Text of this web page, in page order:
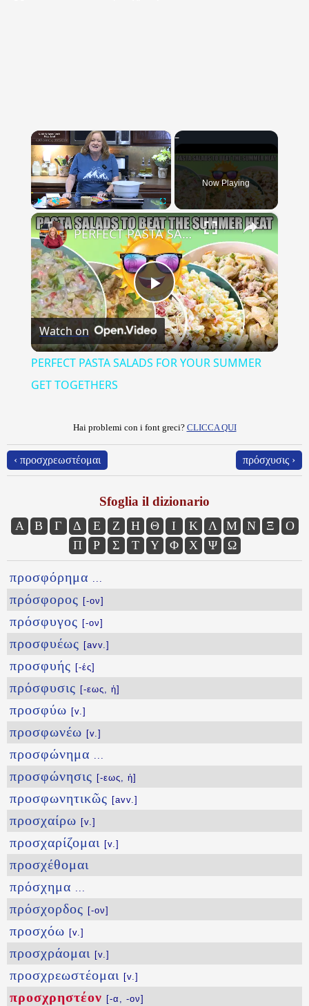
×
Play Unmute Fullscreen
Now Playing
×
Play
Video
PERFECT PASTA SALADS FOR YOUR SUMMER GET TOGETHERS
Watch on
PERFECT PASTA SALADS FOR YOUR SUMMER
GET TOGETHERS
Hai problemi con i font greci? CLICCA QUI
‹ προσχρεωστέομαι πρόσχυσις ›
Sfoglia il dizionario
Α Β Γ Δ Ε Ζ Η Θ Ι Κ Λ Μ Ν Ξ
Ο
Π
Ρ Σ Τ Υ Φ Χ Ψ Ω
προσφόρημα ...
πρόσφορος [-ον]
πρόσφυγος [-ον]
προσφυέως [avv.]
προσφυής [-ές]
πρόσφυσις [-εως, ἡ]
προσφύω [v.]
προσφωνέω [v.]
προσφώνημα ...
προσφώνησις [-εως, ἡ]
προσφωνητικῶς [avv.]
προσχαίρω [v.]
προσχαρίζομαι [v.]
προσχέθομαι
πρόσχημα ...
πρόσχορδος [-ον]
προσχόω [v.]
προσχράομαι [v.]
προσχρεωστέομαι [v.]
προσχρηστέον [-α, -ον]